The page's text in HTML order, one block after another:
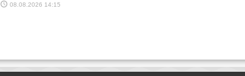
08.08.2026 14:15